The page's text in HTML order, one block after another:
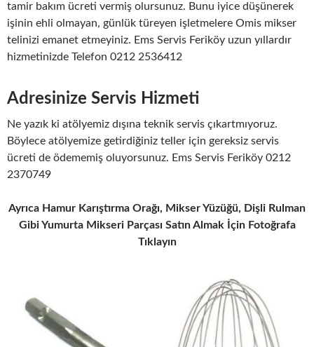
tamir bakım ücreti vermiş olursunuz. Bunu iyice düşünerek
işinin ehli olmayan, günlük türeyen işletmelere Omis mikser
telinizi emanet etmeyiniz. Ems Servis Feriköy uzun yıllardır
hizmetinizde Telefon 0212 2536412
Adresinize Servis Hizmeti
Ne yazık ki atölyemiz dışına teknik servis çıkartmıyoruz.
Böylece atölyemize getirdiğiniz teller için gereksiz servis
ücreti de ödememiş oluyorsunuz. Ems Servis Feriköy 0212
2370749
Ayrıca Hamur Karıştırma Orağı, Mikser Yüzüğü, Dişli Rulman
Gibi Yumurta Mikseri Parçası Satın Almak İçin Fotoğrafa
Tıklayın